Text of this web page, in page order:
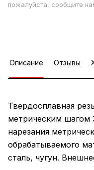
пожалуйста, сообщите
Описание Отзывы
Твердосплавная
метрическим шагом
нарезания
обрабатываемого
сталь, чугун.